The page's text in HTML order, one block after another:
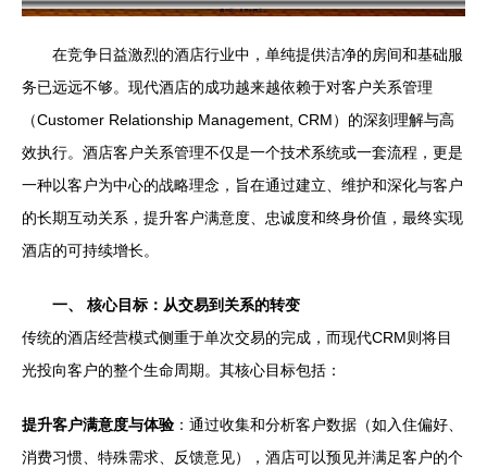
在竞争日益激烈的酒店行业中，单纯提供洁净的房间和基础服
务已远远不够。现代酒店的成功越来越依赖于对客户关系管理
（Customer Relationship Management, CRM）的深刻理解与高
效执行。酒店客户关系管理不仅是一个技术系统或一套流程，更是
一种以客户为中心的战略理念，旨在通过建立、维护和深化与客户
的长期互动关系，提升客户满意度、忠诚度和终身价值，最终实现
酒店的可持续增长。
一、 核心目标：从交易到关系的转变
传统的酒店经营模式侧重于单次交易的完成，而现代CRM则将目
光投向客户的整个生命周期。其核心目标包括：
提升客户满意度与体验 ：通过收集和分析客户数据（如入住偏好、
消费习惯、特殊需求、反馈意见），酒店可以预见并满足客户的个